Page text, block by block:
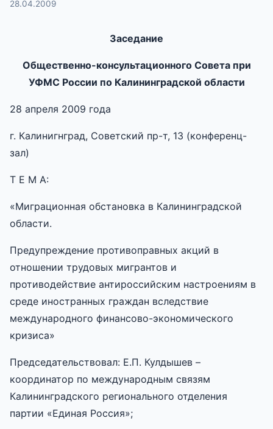
28.04.2009
Заседание
Общественно-консультационного Совета при
УФМС России по Калининградской области
28 апреля 2009 года
г. Калинигнград, Советский пр-т, 13 (конференц-
зал)
Т Е М А:
«Миграционная обстановка в Калининградской
области.
Предупреждение противоправных акций в
отношении трудовых мигрантов и
противодействие антироссийским настроениям в
среде иностранных граждан вследствие
международного финансово-экономического
кризиса»
Председательствовал: Е.П. Кулдышев –
координатор по международным связям
Калининградского регионального отделения
партии «Единая Россия»;